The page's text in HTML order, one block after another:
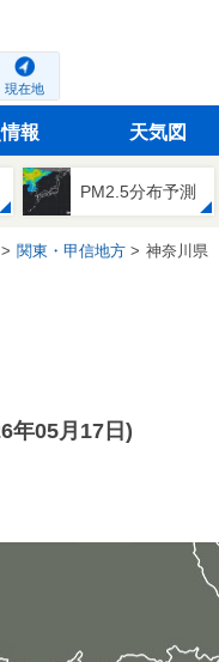
現在地
報 天気図
PM2.5分布予測
関東・甲信地方 神奈川県
年05月17日)